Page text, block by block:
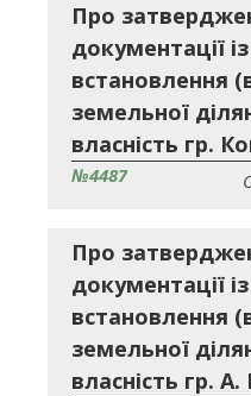
Про
документації
встановлення
земельної
власність гр.
№4487
Про
документації
встановлення
земельної
власність гр. А.